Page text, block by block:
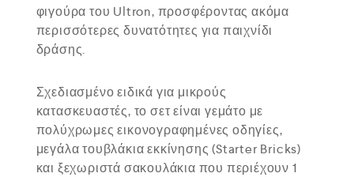
φιγούρα του Ultron, προσφέροντας ακόμα
περισσότερες δυνατότητες για παιχνίδι
δράσης.
Σχεδιασμένο ειδικά για μικρούς
κατασκευαστές, το σετ είναι γεμάτο με
πολύχρωμες εικονογραφημένες οδηγίες,
μεγάλα τουβλάκια εκκίνησης (Starter Bricks)
και ξεχωριστά σακουλάκια που περιέχουν 1